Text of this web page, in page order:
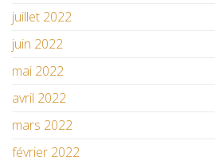
juillet 2022
juin 2022
mai 2022
avril 2022
mars 2022
février 2022